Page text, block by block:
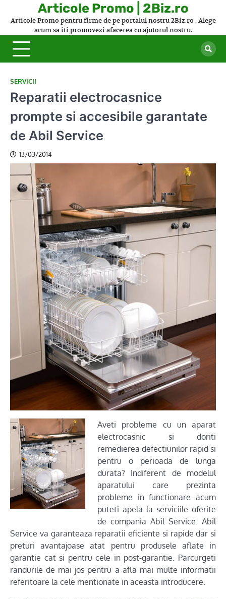
Articole Promo | 2Biz.ro
Articole Promo pentru firme de pe portalul nostru 2Biz.ro . Alege
acum sa iti promovezi afacerea cu ajutorul nostru.
SERVICII
Reparatii electrocasnice
prompte si accesibile garantate
de Abil Service
13/03/2014
Aveti probleme cu un aparat
electrocasnic si doriti
remedierea defectiunilor rapid si
pentru o perioada de lunga
durata? Indiferent de modelul
aparatului care prezinta
probleme in functionare acum
puteti apela la serviciile oferite
de compania Abil Service. Abil
Service va garanteaza reparatii eficiente si rapide dar si
preturi avantajoase atat pentru produsele aflate in
garantie cat si pentru cele in post-garantie. Parcurgeti
randurile de mai jos pentru a afla mai multe informatii
referitoare la cele mentionate in aceasta introducere.